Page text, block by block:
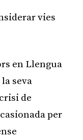
vies
en Llengua
seva
de
per